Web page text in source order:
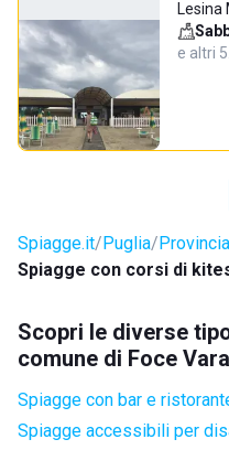
Lesina
e altri 5…
Spiagge.it Puglia
Spiagge con corsi di
Scopri le diverse
comune di Foce
Spiagge con bar e
Spiagge accessibili per